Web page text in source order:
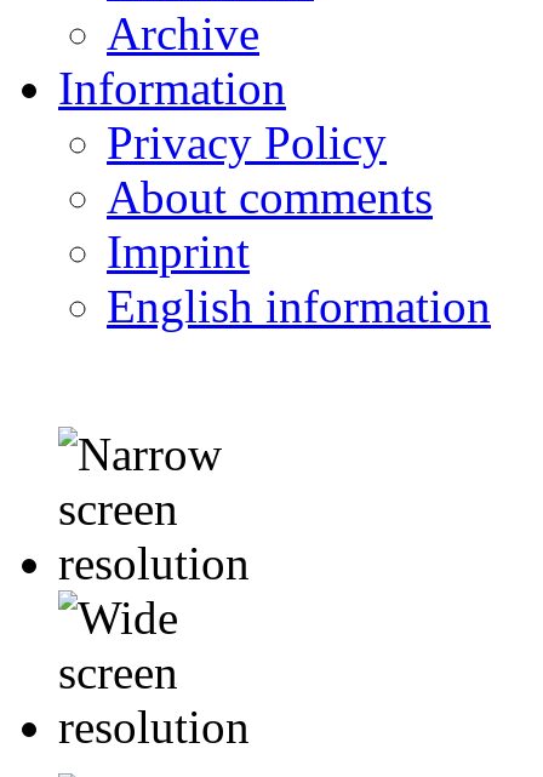
Archive
Information
Privacy Policy
About comments
Imprint
English information